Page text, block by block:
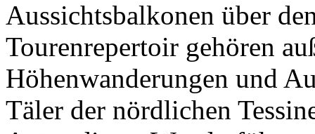
Aussichtsbalkonen über
Tourenrepertoir gehören
Höhenwanderungen und
Täler der nördlichen